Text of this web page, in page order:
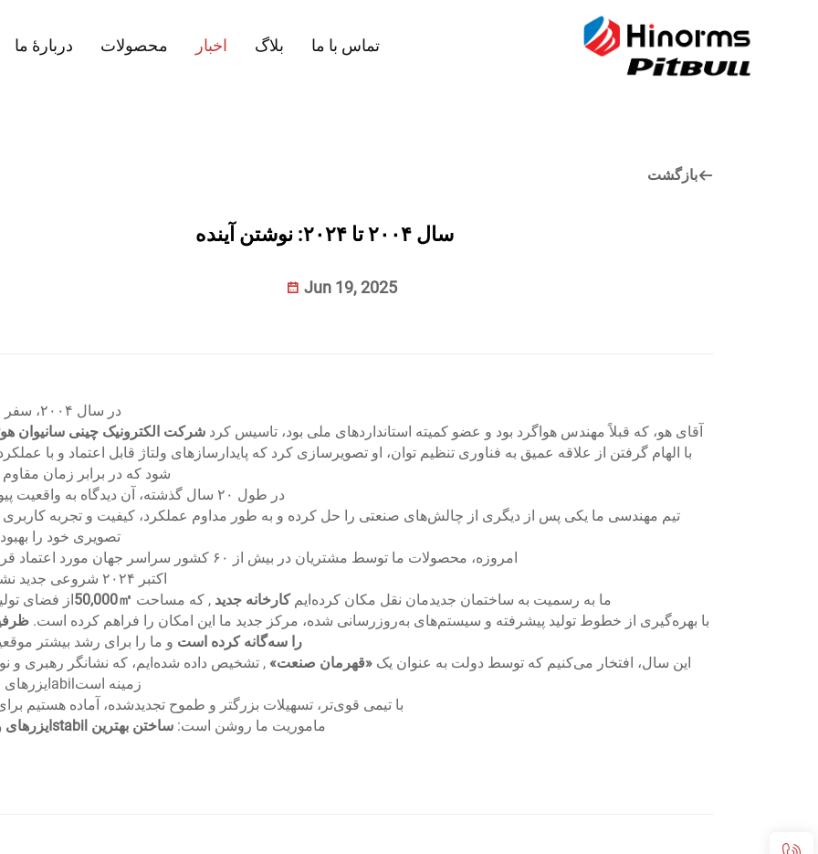
دربارهٔ ما محصولات اخبار بلاگ تماس با ما
بازگشت
سال ۲۰۰۴ تا ۲۰۲۴: نوشتن آینده
Jun 19, 2025
در سال ۲۰۰۴، سفر ما آغاز شد.
آقای هو، که قبلاً مهندس هواگرد بود و عضو کمیته استانداردهای ملی بود، تاسیس کرد شرکت الکترونیک چینی سانیوان
با الهام گرفتن از علاقه عمیق به فناوری تنظیم توان، او تصویرسازی کرد که پایدارسازهای ولتاژ قابل اعتماد و با
شود که در برابر زمان مقاوم
در طول ۲۰ سال گذشته، آن دیدگاه به واقعیت پیوسته است.
تیم مهندسی ما یکی پس از دیگری از چالش‌های صنعتی را حل کرده و به طور مداوم عملکرد، کیفیت و تجربه کاربری
تصویری خود را
امروزه، محصولات ما توسط مشتریان در بیش از ۶۰ کشور سراسر جهان مورد اعتماد قرار می‌گیرد.
اکتبر ۲۰۲۴ شروعی جدید نشان می‌دهد.
ما به رسمیت به ساختمان جدیدمان نقل مکان کرده‌ایمکارخانه جدید , که مساحت 50,000㎡از فضای
با بهره‌گیری از خطوط تولید پیشرفته و سیستم‌های به‌روزرسانی شده، مرکز جدید ما این امکان را فراهم کرده است.
را سه‌گانه کرده است و ما را برای رشد بیشتر
این سال، افتخار می‌کنیم که توسط دولت به عنوان یک «قهرمان صنعت» , تشخیص داده شده‌ایم، که نشانگر رهبری و
زمینه استabilایزرهای ولتاژ است.
با تیمی قوی‌تر، تسهیلات بزرگتر و طموح تجدیدشده، آماده هستیم
ماموریت ما روشن است: ساختن بهترین stabilایزرهای ولتاژ جهان.